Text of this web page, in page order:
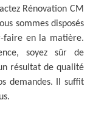
Rénovation CM
sommes disposés
faire en la matière.
soyez sûr de
résultat de qualité
demandes. Il suffit